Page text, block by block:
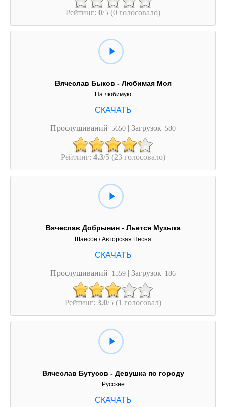
Рейтинг: 0/5 (0 голосовало)
Вячеслав Быков - Любимая Моя
На любимую
Прослушиваний 5650 | Загрузок 580
Рейтинг: 4.3/5 (23 голосовало)
Вячеслав Добрынин - Льется Музыка
Шансон / Авторская Песня
Прослушиваний 1559 | Загрузок 186
Рейтинг: 3.0/5 (1 голосовал)
Вячеслав Бутусов - Девушка по городу
Русские